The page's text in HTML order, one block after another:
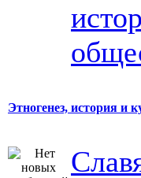
Этногенез, история и